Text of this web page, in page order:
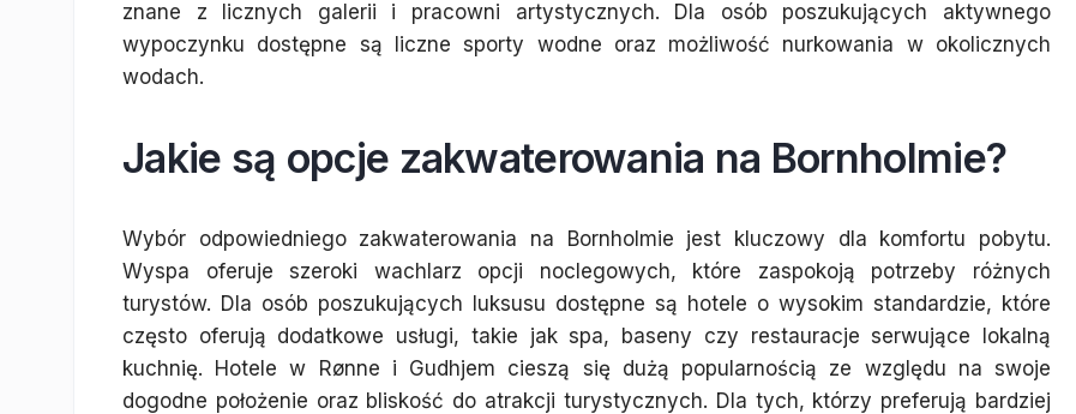
znane z licznych galerii i pracowni artystycznych. Dla osób poszukujących aktywnego
wypoczynku dostępne są liczne sporty wodne oraz możliwość nurkowania w okolicznych
wodach.
Jakie są opcje zakwaterowania na Bornholmie?
Wybór odpowiedniego zakwaterowania na Bornholmie jest kluczowy dla komfortu pobytu.
Wyspa oferuje szeroki wachlarz opcji noclegowych, które zaspokoją potrzeby różnych
turystów. Dla osób poszukujących luksusu dostępne są hotele o wysokim standardzie, które
często oferują dodatkowe usługi, takie jak spa, baseny czy restauracje serwujące lokalną
kuchnię. Hotele w Rønne i Gudhjem cieszą się dużą popularnością ze względu na swoje
dogodne położenie oraz bliskość do atrakcji turystycznych. Dla tych, którzy preferują bardziej